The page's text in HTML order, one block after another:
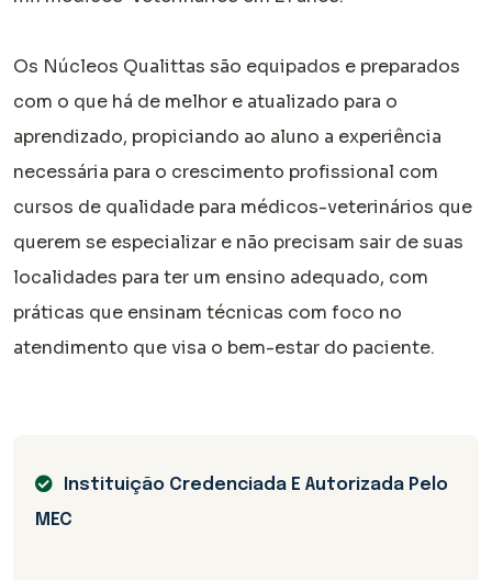
Os Núcleos Qualittas são equipados e preparados
com o que há de melhor e atualizado para o
aprendizado, propiciando ao aluno a experiência
necessária para o crescimento profissional com
cursos de qualidade para médicos-veterinários que
querem se especializar e não precisam sair de suas
localidades para ter um ensino adequado, com
práticas que ensinam técnicas com foco no
atendimento que visa o bem-estar do paciente.
Instituição Credenciada E Autorizada Pelo
MEC